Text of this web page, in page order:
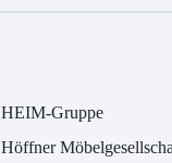
HEIM-Gruppe
Höffner